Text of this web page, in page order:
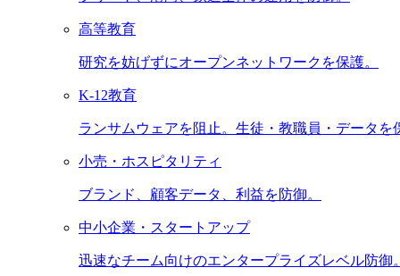
高等教育
研究を妨げずにオープンネットワークを保護。
K-12教育
ランサムウェアを阻止。生徒・教職員・データを
小売・ホスピタリティ
ブランド、顧客データ、利益を防御。
中小企業・スタートアップ
迅速なチーム向けのエンタープライズレベル防御。